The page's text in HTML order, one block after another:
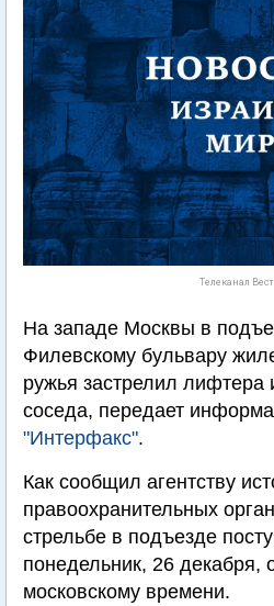
Телеканал
На западе Москвы в
Филевскому бульвару
ружья застрелил лифтера
соседа, передает
"Интерфакс".
Как сообщил агентству
правоохранительных
стрельбе в подъезде
понедельник, 26 декабря,
московскому времени.